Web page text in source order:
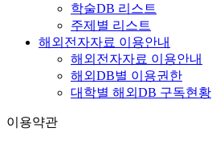
학술DB 리스트
주제별 리스트
해외전자자료 이용안내
해외전자자료 이용안내
해외DB별 이용권한
대학별 해외DB 구독현황
이용약관